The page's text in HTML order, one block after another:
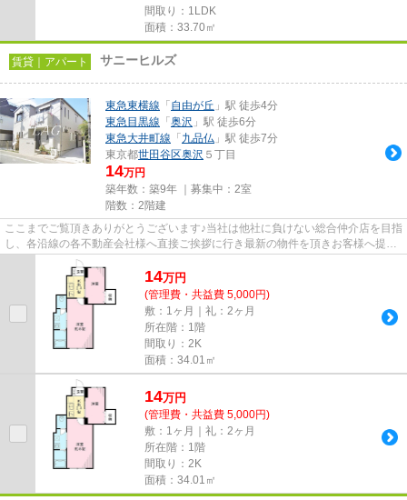
間取り：1LDK
面積：33.70㎡
賃貸｜アパート サニーヒルズ
東急東横線 「 自由が丘 」駅 徒歩4分
東急目黒線 「 奥沢 」駅 徒歩6分
東急大井町線 「 九品仏 」駅 徒歩7分
東京都世田谷区奥沢 ５丁目
14万円
築年数：築9年 ｜募集中： 2室
階数：2階建
ここまでご覧頂きありがとうございます♪当社は他社に負けない総合仲介店を目指
し、各沿線の各不動産会社様へ直接ご挨拶に行き最新の物件を頂きお客様へ提供
しております！最新の情報は...
14万円
(管理費・共益費 5,000円)
敷：1ヶ月｜礼：2ヶ月
所在階：1階
間取り：2K
面積：34.01㎡
14万円
(管理費・共益費 5,000円)
敷：1ヶ月｜礼：2ヶ月
所在階：1階
間取り：2K
面積：34.01㎡